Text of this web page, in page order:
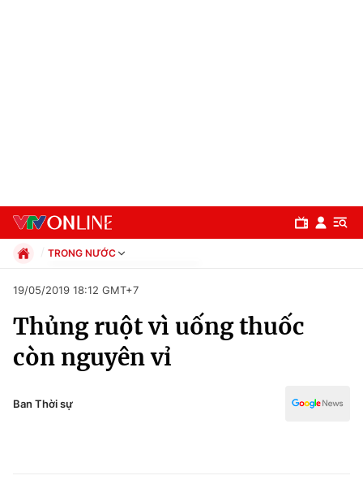
Chuyên mục
Chính trị
TRONG NƯỚC
Xã hội
Pháp luật
Kinh tế
Thể thao
Văn hóa - Giải trí
19/05/2019 18:12 GMT+7
Thủng ruột vì uống thuốc
còn nguyên vỉ
Ban Thời sự